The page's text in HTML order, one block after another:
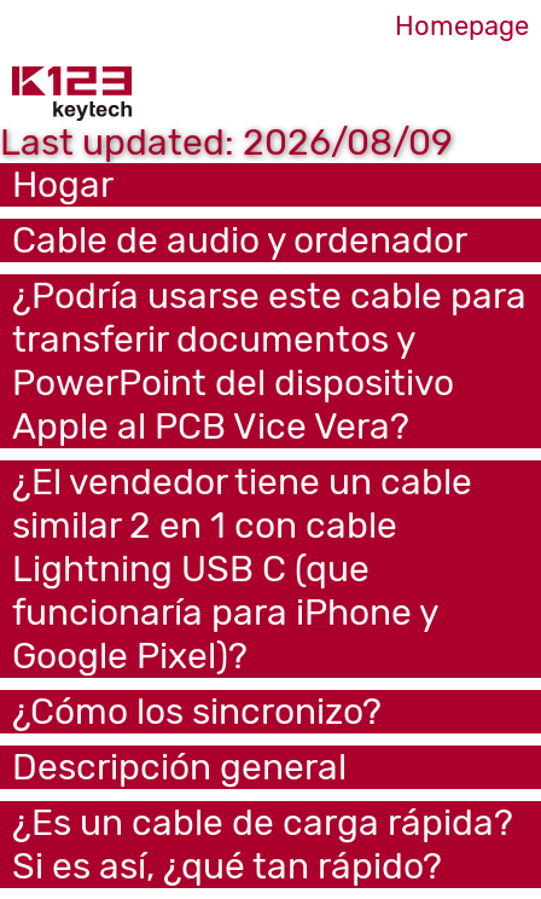
Homepage
Last updated: 2026/08/09
Hogar
Cable de audio y ordenador
¿Podría usarse este cable para
transferir documentos y
PowerPoint del dispositivo
Apple al PCB Vice Vera?
¿El vendedor tiene un cable
similar 2 en 1 con cable
Lightning USB C (que
funcionaría para iPhone y
Google Pixel)?
¿Cómo los sincronizo?
Descripción general
¿Es un cable de carga rápida?
Si es así, ¿qué tan rápido?